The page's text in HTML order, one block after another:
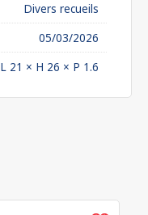
Divers recueils
05/03/2026
L 21 × H 26 × P 1.6